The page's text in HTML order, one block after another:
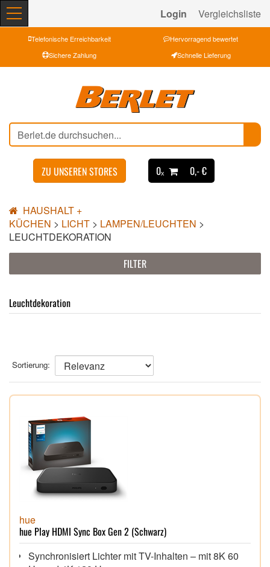
Login Vergleichsliste
Telefonische Erreichbarkeit
Hervorragend bewertet
Sichere Zahlung
Schnelle Lieferung
ZU UNSEREN STORES 0ₓ 0,- €
HAUSHALT +
KÜCHEN > LICHT > LAMPEN/LEUCHTEN >
LEUCHTDEKORATION
FILTER
Leuchtdekoration
Sortierung:
hue
hue Play HDMI Sync Box Gen 2 (Schwarz)
Synchronisiert Lichter mit TV-Inhalten – mit 8K 60